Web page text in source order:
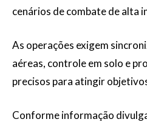
cenários de combate de alta
As operações exigem
aéreas, controle em solo e
precisos para atingir
Conforme informação